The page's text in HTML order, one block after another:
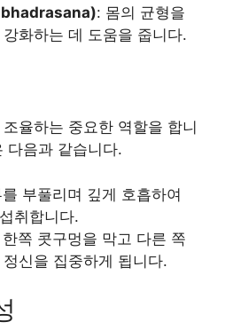
: 몸의 균형을
화하는 데 도움을 줍니다.
율하는 중요한 역할을 합니
다음과 같습니다.
부풀리며 깊게 호흡하여
취합니다.
한쪽 콧구멍을 막고 다른 쪽
신을 집중하게 됩니다.